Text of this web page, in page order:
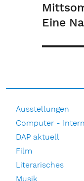
Eine
Ausstellungen
Computer -
DAP aktuell
Film
Literarisches